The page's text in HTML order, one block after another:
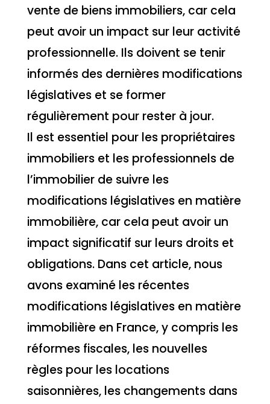
vente de biens immobiliers, car cela
peut avoir un impact sur leur activité
professionnelle. Ils doivent se tenir
informés des dernières modifications
législatives et se former
régulièrement pour rester à jour.
Il est essentiel pour les propriétaires
immobiliers et les professionnels de
l’immobilier de suivre les
modifications législatives en matière
immobilière, car cela peut avoir un
impact significatif sur leurs droits et
obligations. Dans cet article, nous
avons examiné les récentes
modifications législatives en matière
immobilière en France, y compris les
réformes fiscales, les nouvelles
règles pour les locations
saisonnières, les changements dans